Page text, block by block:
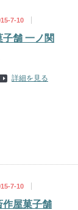
7-10
子舗 一ノ関
詳細を見る
7-10
作屋菓子舗